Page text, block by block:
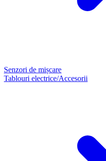
Senzori de mișcare
Tablouri electrice/Accesorii